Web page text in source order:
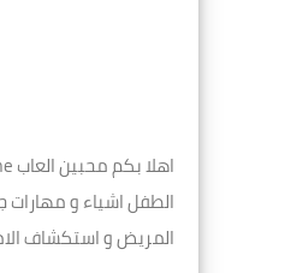
الطفل اشياء و
المريض و استكشاف